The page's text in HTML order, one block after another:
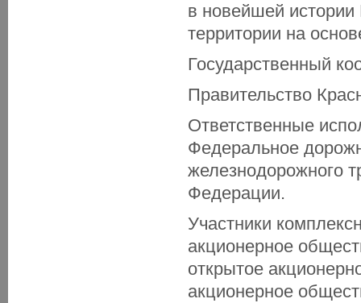
в новейшей истории
территории на
Государственный
Правительство
Ответственные
Федеральное
железнодорожного
Федерации.
Участники
акционерное
открытое
акционерное